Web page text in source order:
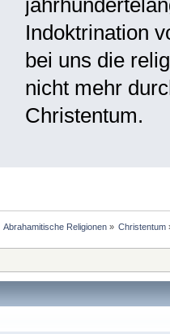
Indoktrination
bei uns die
nicht mehr
Christentum.
Abrahamitische Religionen» Christentum